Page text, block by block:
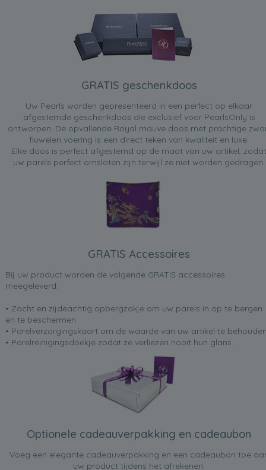
GRATIS geschenkdoos
Uw Pearls worden gepresenteerd in een perfect op elkaar
afgestemde geschenkdoos die exclusief voor PearlsOnly is
ontworpen. De opvallende Royal mauve doos met prachtige
fluwelen voering is een direct teken van kwaliteit en luxe.
Elke doos is perfect afgestemd op de maat van uw artikel, zodat
uw parels perfect omsloten zijn terwijl ze niet worden gedragen.
GRATIS Accessoires
Bij uw product worden de volgende GRATIS accessoires
meegeleverd:
• Zacht en zijdeachtig opbergzakje om uw parels in op te bergen
en te beschermen
• Parelverzorgingskaart om de waarde van uw artikel te
• Parelreinigingsdoekje zodat ze verliezen nooit hun glans.
Optionele cadeauverpakking en cadeaubon
Voeg een elegante cadeauverpakking en een cadeaubon toe
uw product tijdens het afrekenen.